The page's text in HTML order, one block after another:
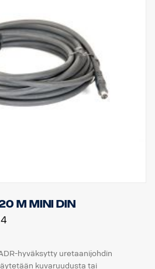
m MINI DIN
hyväksytty uretaanijohdin
kuvaruudusta tai